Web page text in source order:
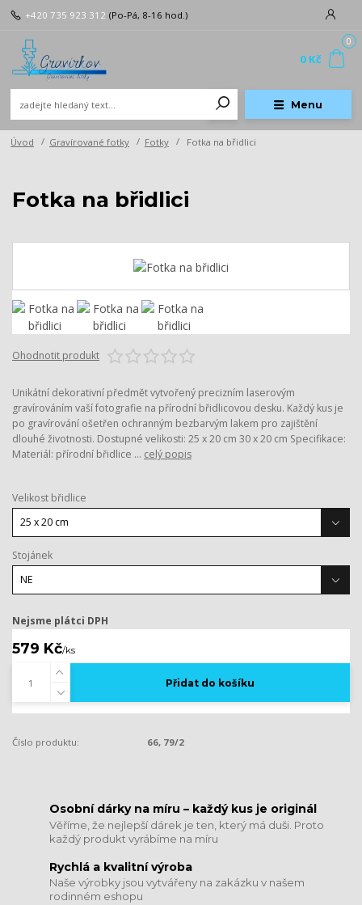
Menu
+420 735 923 312 (Po-Pá, 8-16 hod.)
0
0 Kč
Úvod Gravírované fotky Fotky Fotka na břidlici
Fotka na břidlici
Ohodnotit produkt
Unikátní dekorativní předmět vytvořený precizním laserovým
gravírováním vaší fotografie na přírodní břidlicovou desku. Každý kus je
po gravírování ošetřen ochranným bezbarvým lakem pro zajištění
dlouhé životnosti. Dostupné velikosti: 25 x 20 cm 30 x 20 cm Specifikace:
Materiál: přírodní břidlice ... celý popis
Velikost břidlice
Stojánek
Nejsme plátci DPH
579 Kč/ks
Přidat do košíku
Číslo produktu: 66, 79/2
​​​​​​​Osobní dárky na míru – každý kus je originál
Věříme, že nejlepší dárek je ten, který má duši. Proto
každý produkt vyrábíme na míru
Rychlá a kvalitní výroba
Naše výrobky jsou vytvářeny na zakázku v našem
rodinném eshopu